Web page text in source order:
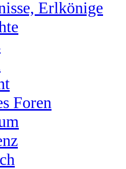
Erlkönige
Foren